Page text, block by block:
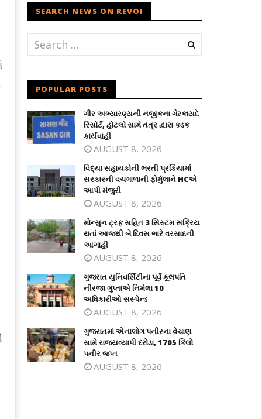
SEARCH NEWS ON REVOI
POPULAR POSTS
ગીર અભ્યારણ્યની નજીકના ગેરકાયદે
રિસોર્ટ, હોટલો સામે તંત્ર દ્વારા કડક
કાર્યવાહી
AUGUST 8, 2026
વિદ્યા સહાયકોની ભરતી પ્રકિયામાં
સરકારની વચગાળાની ફોર્મુલાને HCએ
આપી મંજુરી
AUGUST 8, 2026
મોન્સુન ટ્રફ સહિત 3 સિસ્ટમ સક્રિય
થતાં આજથી બે દિવસ ભારે વરસાદની
આગાહી
AUGUST 8, 2026
ગુજરાત યુનિવર્સિટીના પૂર્વ કૂલપતિ
નીરજા ગુપ્તાએ નિમેલા 10
અધિકારીઓ સસ્પેન્ડ
AUGUST 8, 2026
ગુજરાતમાં એનાલોગ પનીરના વેચાણ
સામે રાજ્યવ્યાપી દરોડા, 1705 કિલો
પનીર જપ્ત
AUGUST 8, 2026